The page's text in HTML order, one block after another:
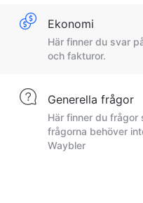
Ekonomi
Här finner du svar
och fakturor.
Generella frågor
Här finner du frågor
frågorna behöver
Waybler